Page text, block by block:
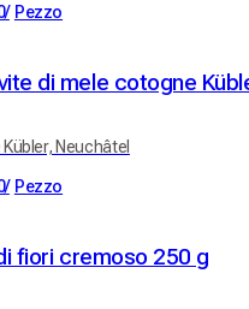
/ Pezzo
Neuchâtel
/ Pezzo
fiori cremoso 250 g